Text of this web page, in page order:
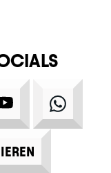
YOUTUBE